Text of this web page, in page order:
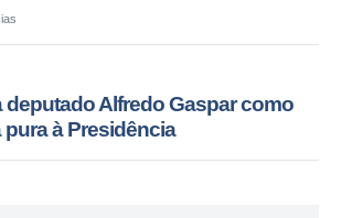
deputado Alfredo Gaspar como
à Presidência